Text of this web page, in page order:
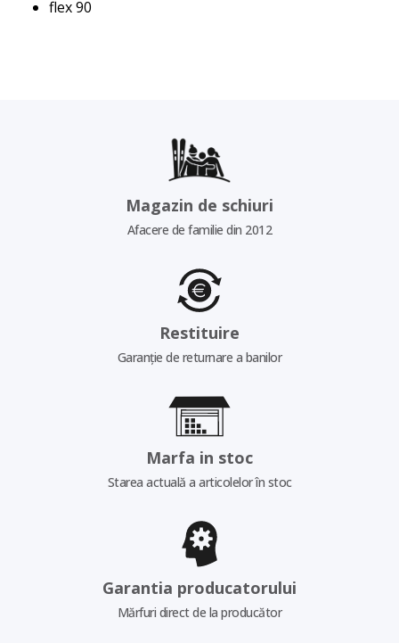
flex 90
Magazin de schiuri
Afacere de familie din 2012
Restituire
Garanție de returnare a banilor
Marfa in stoc
Starea actuală a articolelor în stoc
Garantia producatorului
Mărfuri direct de la producător